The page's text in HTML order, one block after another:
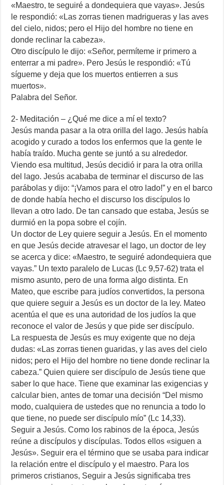
«Maestro, te seguiré a dondequiera que vayas». Jesús
le respondió: «Las zorras tienen madrigueras y las aves
del cielo, nidos; pero el Hijo del hombre no tiene en
donde reclinar la cabeza».
Otro discípulo le dijo: «Señor, permíteme ir primero a
enterrar a mi padre». Pero Jesús le respondió: «Tú
sígueme y deja que los muertos entierren a sus
muertos».
Palabra del Señor.
2- Meditación – ¿Qué me dice a mí el texto?
Jesús manda pasar a la otra orilla del lago. Jesús había
acogido y curado a todos los enfermos que la gente le
había traído. Mucha gente se juntó a su alrededor.
Viendo esa multitud, Jesús decidió ir para la otra orilla
del lago. Jesús acababa de terminar el discurso de las
parábolas y dijo: “¡Vamos para el otro lado!” y en el barco
de donde había hecho el discurso los discípulos lo
llevan a otro lado. De tan cansado que estaba, Jesús se
durmió en la popa sobre el cojín.
Un doctor de Ley quiere seguir a Jesús. En el momento
en que Jesús decide atravesar el lago, un doctor de ley
se acerca y dice: «Maestro, te seguiré adondequiera que
vayas.” Un texto paralelo de Lucas (Lc 9,57-62) trata el
mismo asunto, pero de una forma algo distinta. En
Mateo, que escribe para judíos convertidos, la persona
que quiere seguir a Jesús es un doctor de la ley. Mateo
acentúa el que es una autoridad de los judíos la que
reconoce el valor de Jesús y que pide ser discípulo.
La respuesta de Jesús es muy exigente que no deja
dudas: «Las zorras tienen guaridas, y las aves del cielo
nidos; pero el Hijo del hombre no tiene donde reclinar la
cabeza.” Quien quiere ser discípulo de Jesús tiene que
saber lo que hace. Tiene que examinar las exigencias y
calcular bien, antes de tomar una decisión “Del mismo
modo, cualquiera de ustedes que no renuncia a todo lo
que tiene, no puede ser discípulo mío” (Lc 14,33).
Seguir a Jesús. Como los rabinos de la época, Jesús
reúne a discípulos y discípulas. Todos ellos «siguen a
Jesús». Seguir era el término que se usaba para indicar
la relación entre el discípulo y el maestro. Para los
primeros cristianos, Seguir a Jesús significaba tres